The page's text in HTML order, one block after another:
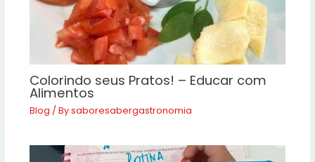
Colorindo seus Pratos! – Educar com
Alimentos
Blog / Bysaboresabergastronomia